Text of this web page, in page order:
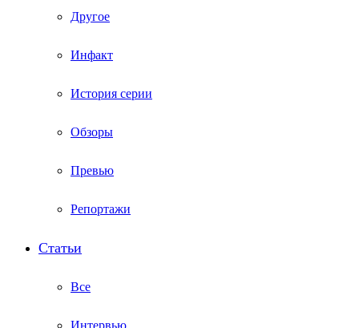
Другое
Инфакт
История серии
Обзоры
Превью
Репортажи
Статьи
Все
Интервью